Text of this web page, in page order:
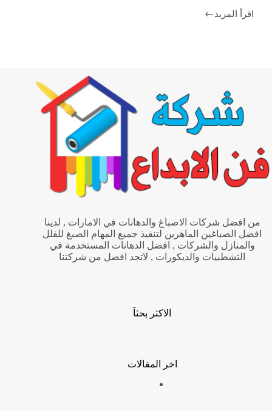
اقرأ المزيد
شركة
من افضل شركات الاصباغ والدهانات في الامارات , لدينا
افضل الصباغين الماهرين لتنفيذ جميع المهام الصبغ للفلل
والمنازل والشركات , افضل الدهانات المستخدمة في
التشطبيات والديكورات , لاتجد افضل من شركتنا
الاكثر بحثاَ
اخر المقالات